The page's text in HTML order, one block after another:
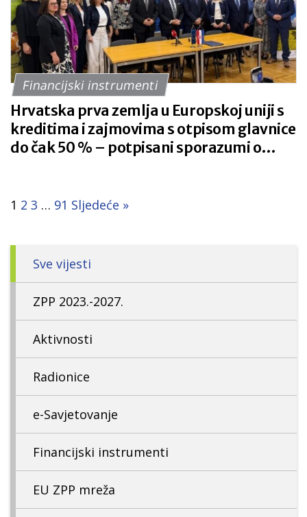
Financijski instrumenti
Hrvatska prva zemlja u Europskoj uniji s
kreditima i zajmovima s otpisom glavnice
do čak 50 % – potpisani sporazumi o
1 2 3 … 91 Sljedeće »
Sve vijesti
ZPP 2023.-2027.
Aktivnosti
Radionice
e-Savjetovanje
Financijski instrumenti
EU ZPP mreža